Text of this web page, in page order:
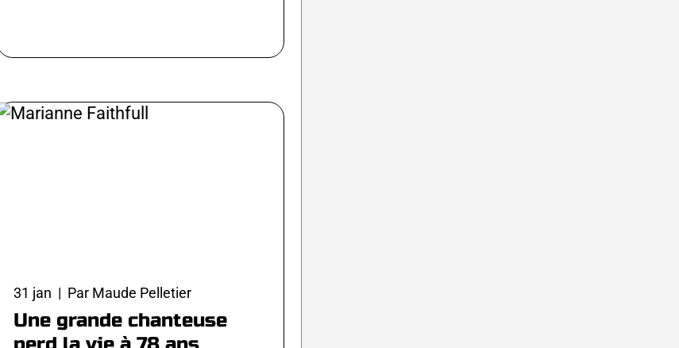
31 jan | Par Maude Pelletier
Une grande chanteuse